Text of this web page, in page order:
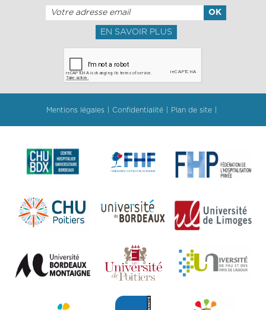
EN SAVOIR PLUS
Mentions légales Confidentialité Plan de site